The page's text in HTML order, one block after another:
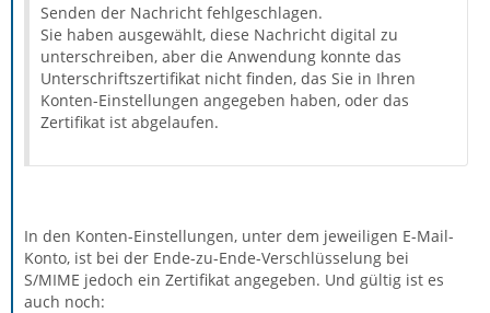
Senden der Nachricht fehlgeschlagen.
Sie haben ausgewählt, diese Nachricht digital zu
unterschreiben, aber die Anwendung konnte das
Unterschriftszertifikat nicht finden, das Sie in Ihren
Konten-Einstellungen angegeben haben, oder das
Zertifikat ist abgelaufen.
In den Konten-Einstellungen, unter dem jeweiligen E-Mail-
Konto, ist bei der Ende-zu-Ende-Verschlüsselung bei
S/MIME jedoch ein Zertifikat angegeben. Und gültig ist es
auch noch: